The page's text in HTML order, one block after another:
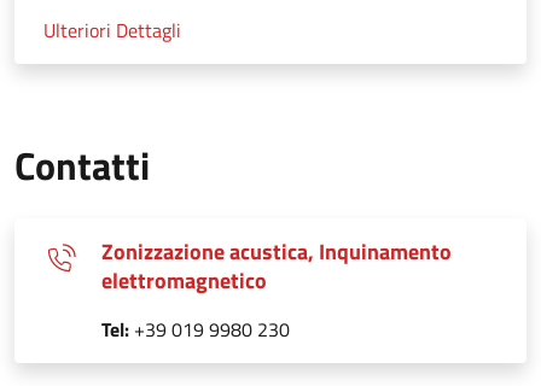
Ulteriori Dettagli
Contatti
Zonizzazione acustica, Inquinamento
elettromagnetico
Tel: +39 019 9980 230